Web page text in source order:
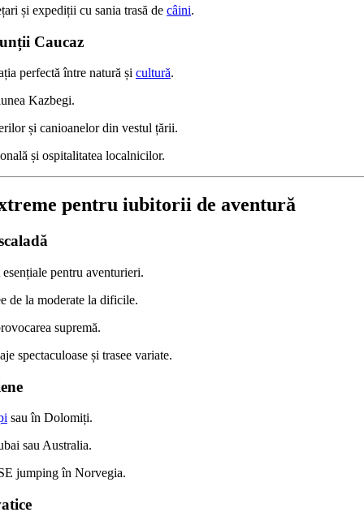
și expediții cu sania trasă de câini.
Caucaz
perfectă între natură și cultură.
Kazbegi.
și canioanelor din vestul țării.
și ospitalitatea localnicilor.
pentru iubitorii de aventură
pentru aventurieri.
de la moderate la dificile.
supremă.
spectaculoase și trasee variate.
sau în Dolomiți.
sau Australia.
jumping în Norvegia.